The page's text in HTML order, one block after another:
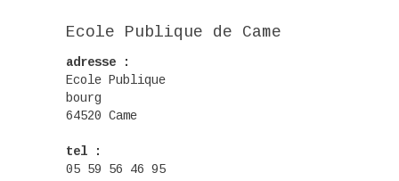
Ecole Publique de Came
adresse :
Ecole Publique
bourg
64520 Came
tel :
05 59 56 46 95